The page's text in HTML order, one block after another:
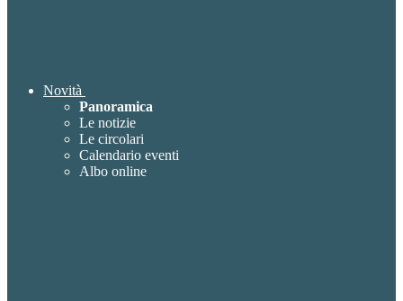
Novità
Panoramica
Le notizie
Le circolari
Calendario eventi
Albo online